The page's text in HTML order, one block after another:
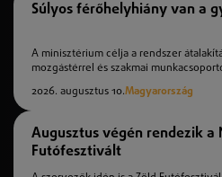
Súlyos férőhelyhiány van a
A minisztérium célja a rendszer
mozgástérrel és szakmai
2026. augusztus 10.Magyarország
Augusztus végén rendezik a
Futófesztivált